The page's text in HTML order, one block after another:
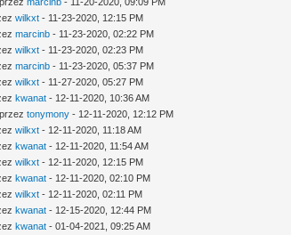
wilkxt - 11-23-2020, 12:15 PM
marcinb - 11-23-2020, 02:22 PM
wilkxt - 11-23-2020, 02:23 PM
marcinb - 11-23-2020, 05:37 PM
wilkxt - 11-27-2020, 05:27 PM
kwanat - 12-11-2020, 10:36 AM
tonymony - 12-11-2020, 12:12 PM
wilkxt - 12-11-2020, 11:18 AM
kwanat - 12-11-2020, 11:54 AM
wilkxt - 12-11-2020, 12:15 PM
kwanat - 12-11-2020, 02:10 PM
wilkxt - 12-11-2020, 02:11 PM
kwanat - 12-15-2020, 12:44 PM
kwanat - 01-04-2021, 09:25 AM